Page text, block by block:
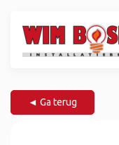
◄ Ga terug